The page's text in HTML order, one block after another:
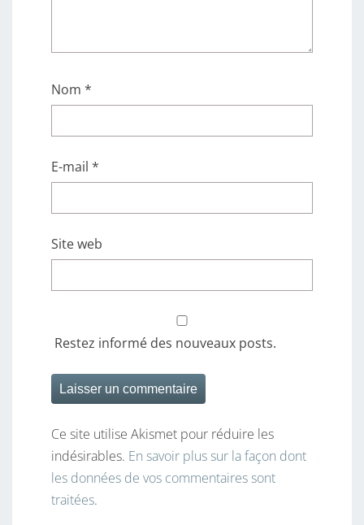
Nom *
E-mail *
Site web
Restez informé des nouveaux posts.
Ce site utilise Akismet pour réduire les
indésirables. En savoir plus sur la façon dont
les données de vos commentaires sont
traitées.